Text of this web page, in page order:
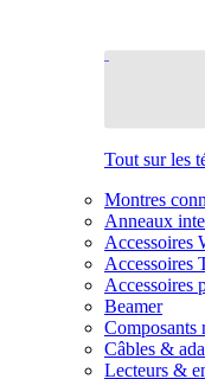
Tout sur les
Montres
Anneaux
Accessoires
Accessoires
Accessoires
Beamer
Composants
Câbles &
Lecteurs &